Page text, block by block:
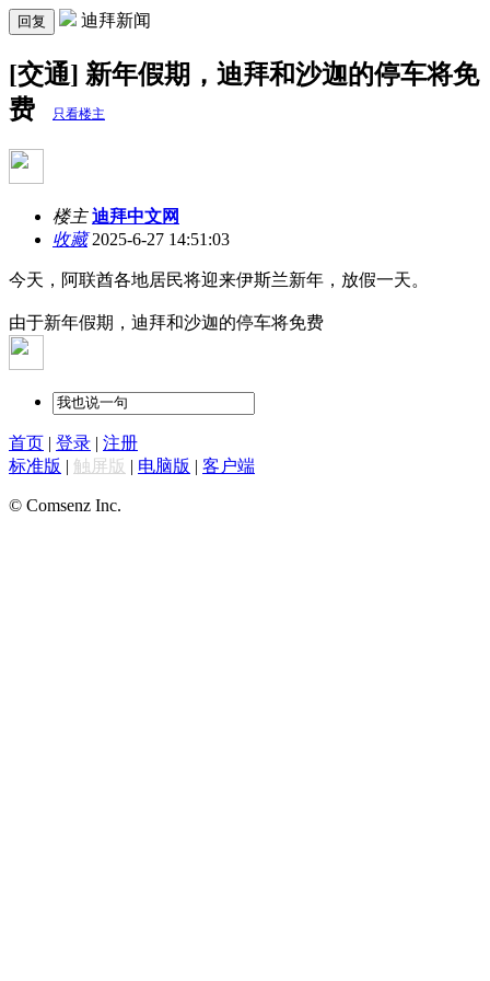
回复 迪拜新闻
[交通] 新年假期，迪拜和沙迦的停车将免
费
只看楼主
楼主 迪拜中文网
收藏2025-6-27 14:51:03
今天，阿联酋各地居民将迎来伊斯兰新年，放假一天。
由于新年假期，迪拜和沙迦的停车将免费
首页 | 登录 | 注册
标准版 | 触屏版 | 电脑版 | 客户端
© Comsenz Inc.